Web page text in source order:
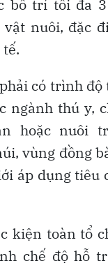
bố trí tối đa
nuôi, đặc
có trình
ngành thú y,
hoặc nuôi
vùng đồng
áp dụng tiêu
kiện toàn tổ
chế độ hỗ